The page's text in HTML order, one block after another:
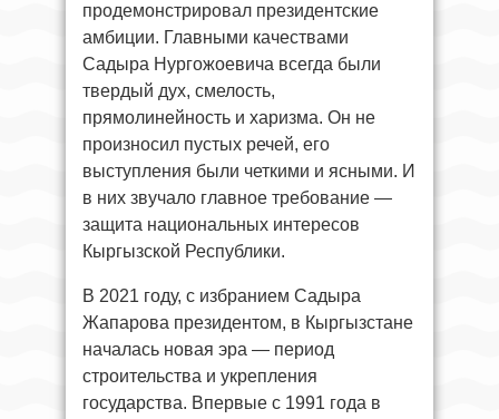
продемонстрировал президентские
амбиции. Главными качествами
Садыра Нургожоевича всегда были
твердый дух, смелость,
прямолинейность и харизма. Он не
произносил пустых речей, его
выступления были четкими и ясными. И
в них звучало главное требование —
защита национальных интересов
Кыргызской Республики.
В 2021 году, с избранием Садыра
Жапарова президентом, в Кыргызстане
началась новая эра — период
строительства и укрепления
государства. Впервые с 1991 года в